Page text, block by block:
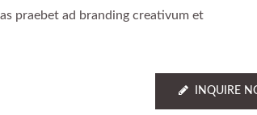
praebet ad branding creativum et
INQUIRE